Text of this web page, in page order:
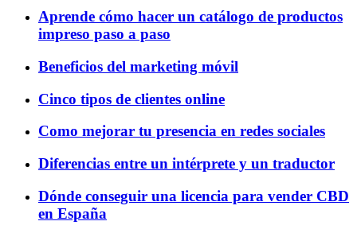
Aprende cómo hacer un catálogo de productos
impreso paso a paso
Beneficios del marketing móvil
Cinco tipos de clientes online
Como mejorar tu presencia en redes sociales
Diferencias entre un intérprete y un traductor
Dónde conseguir una licencia para vender CBD
en España